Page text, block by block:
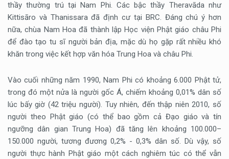
thầy thường trú tại Nam Phi. Các bậc thầy Theravāda như
Kittisāro và Thanissara đã định cư tại BRC. Đáng chú ý hơn
nữa, chùa Nam Hoa đã thành lập Học viện Phật giáo châu Phi
để đào tạo tu sĩ người bản địa, mặc dù họ gặp rất nhiều khó
khăn trong việc kết hợp văn hóa Trung Hoa và châu Phi.
Vào cuối những năm 1990, Nam Phi có khoảng 6.000 Phật tử,
trong đó một nửa là người gốc Á, chiếm khoảng 0,01% dân số
lúc bấy giờ (42 triệu người). Tuy nhiên, đến thập niên 2010, số
người theo Phật giáo (có thể bao gồm cả Đạo giáo và tín
ngưỡng dân gian Trung Hoa) đã tăng lên khoảng 100.000–
150.000 người, tương đương 0,2% - 0,3% dân số. Dù vậy, số
người thực hành Phật giáo một cách nghiêm túc có thể vẫn